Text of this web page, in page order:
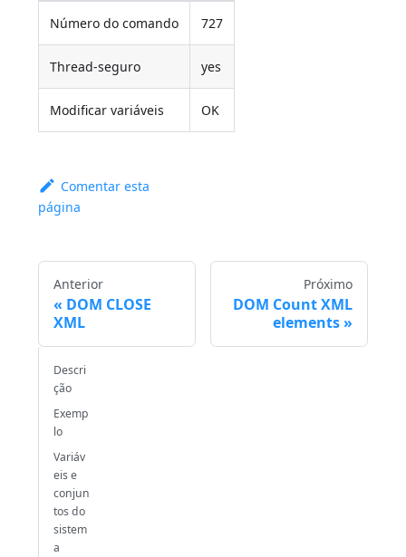
Número do comando 727
Thread-seguro yes
Modificar variáveis OK
Comentar esta
página
Anterior
DOM CLOSE
XML
Próximo
DOM Count XML
elements
Descri
ção
Exemp
lo
Variáv
eis e
conjun
tos do
sistem
a